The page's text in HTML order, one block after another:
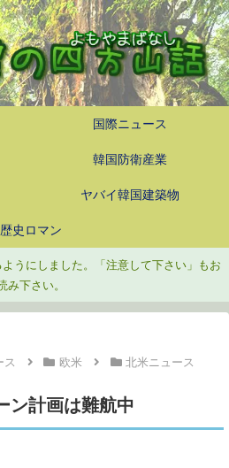
国際ニュース
韓国防衛産業
ヤバイ韓国建築物
歴史ロマン
うにしました。「注意して下さい」もお
み下さい。
ス 欧米 北米ニュース
ン計画は難航中